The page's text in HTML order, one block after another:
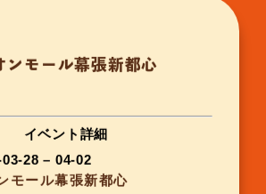
ンモール幕張新都心
イベント詳細
28 – 04-02
モール幕張新都心